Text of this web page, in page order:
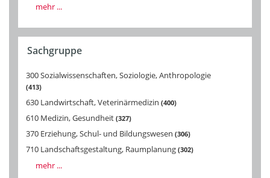
mehr ...
Sachgruppe
300 Sozialwissenschaften, Soziologie, Anthropologie
413
630 Landwirtschaft, Veterinärmedizin 400
610 Medizin, Gesundheit 327
370 Erziehung, Schul- und Bildungswesen 306
710 Landschaftsgestaltung, Raumplanung 302
mehr ...